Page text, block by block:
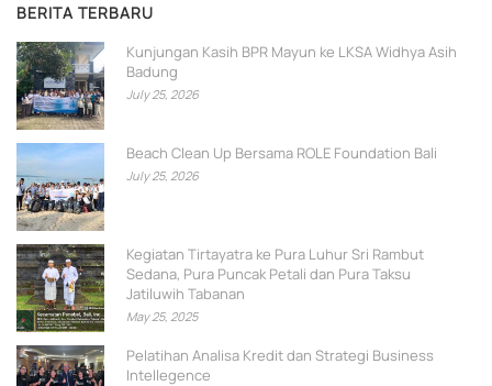
BERITA TERBARU
Kunjungan Kasih BPR Mayun ke LKSA Widhya Asih
Badung
July 25, 2026
Beach Clean Up Bersama ROLE Foundation Bali
July 25, 2026
Kegiatan Tirtayatra ke Pura Luhur Sri Rambut
Sedana, Pura Puncak Petali dan Pura Taksu
Jatiluwih Tabanan
May 25, 2025
Pelatihan Analisa Kredit dan Strategi Business
Intellegence